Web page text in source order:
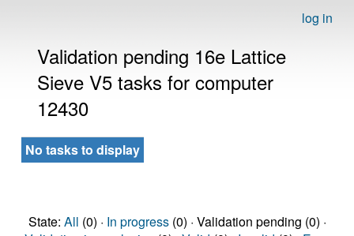
log in
Validation pending 16e Lattice
Sieve V5 tasks for computer
12430
No tasks to display
State: All (0) · In progress(0) · Validation pending (0) ·